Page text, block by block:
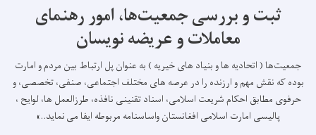
ثبت و بررسی جمعیت‌ها، امور رهنمای
معاملات و عریضه نویسان
جمعیت‌ها ( اتحادیه ها و بنیاد های خیریه ) به عنوان پل ارتباط بین مردم و امارت
بوده که نقش مهم و ارزنده را در عرصه های مختلف اجتماعی، صنفی، تخصصی، و
حرفوی مطابق احکام شریعت اسلامی، اسناد تقنینی نافذه، طرزالعمل ها، لوایح ،
پالیسی امارت اسلامی افغانستان واساسنامه مربوطه ایفا می نماید..»